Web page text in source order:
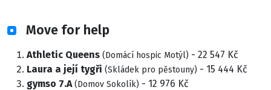
Move for help
Athletic Queens (Domácí hospic Motýl) - 22 547 Kč
Laura a její tygři (Skládek pro pěstouny) - 15 444 Kč
gymso 7.A (Domov Sokolík) - 12 976 Kč